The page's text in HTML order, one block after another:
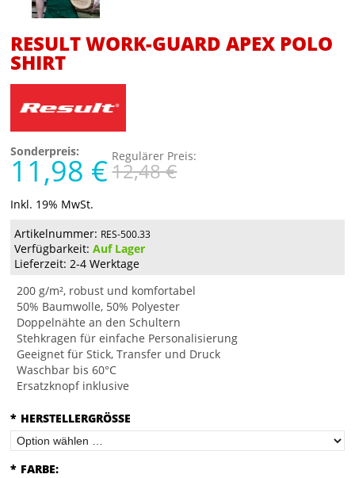
RESULT WORK-GUARD APEX POLO
SHIRT
Sonderpreis:
11,98 € Regulärer Preis:
12,48 €
Inkl. 19% MwSt.
Artikelnummer: RES-500.33
Verfügbarkeit:Auf Lager
Lieferzeit: 2-4 Werktage
200 g/m², robust und komfortabel
50% Baumwolle, 50% Polyester
Doppelnähte an den Schultern
Stehkragen für einfache Personalisierung
Geeignet für Stick, Transfer und Druck
Waschbar bis 60°C
Ersatzknopf inklusive
* HERSTELLERGRÖSSE
* FARBE: